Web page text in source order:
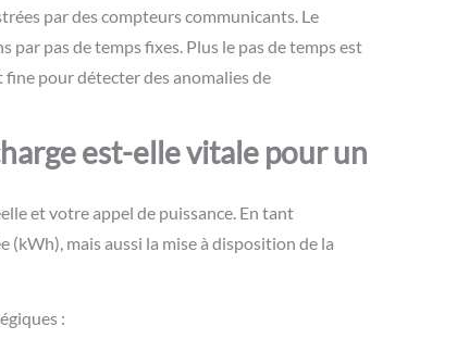
par des compteurs communicants. Le
par pas de temps fixes. Plus le pas de temps est
fine pour détecter des anomalies de
est-elle vitale pour un
et votre appel de puissance. En tant
(kWh), mais aussi la mise à disposition de la
: